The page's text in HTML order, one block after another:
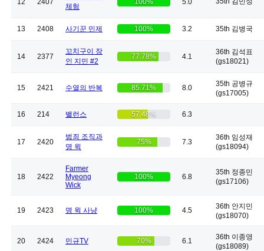
12 2407
체험
100% 5.0
13 2408 사기꾼 민제 100% 3.2 35th 김병국
14 2377
꼬치구이 장
인 지민 #2
77.78% 4.1
36th 김석표
(gs18021)
15 2421 수열의 반복 85.71% 8.0
35th 공병규
(gs17005)
16 214 밸런스 57.48% 6.3
17 2420
범죄 조직과
명 윅
75% 7.3
36th 임성재
(gs18094)
18 2422
Farmer
Myeong
Wick
100% 6.8
35th 정종민
(gs17106)
19 2423 명 윅 사냥 100% 4.5
36th 안지민
(gs18070)
20 2424 민규TV 70% 6.1
36th 이종영
(gs18089)